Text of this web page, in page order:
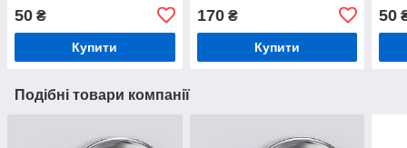
50 ₴
Купити
170₴
Купити
50
Подібні товари компанії